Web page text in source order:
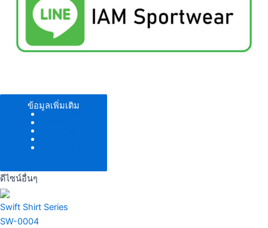
ข้อมูลเพิ่มเติม
ตัวอย่างโทนสี
ดีไซน์อื่นๆ
Swift Shirt Series
SW-0004